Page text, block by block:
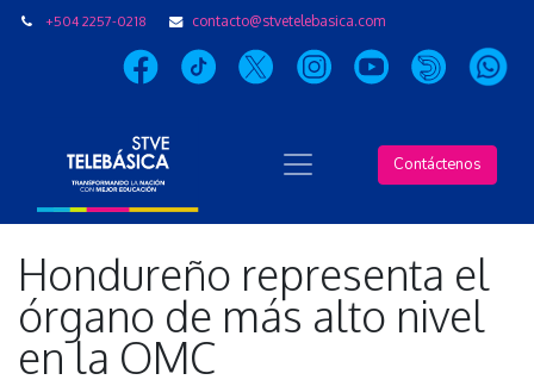
+504 2257-0218 contacto@stvetelebasica.com
Contáctenos
Hondureño representa el
órgano de más alto nivel
en la OMC